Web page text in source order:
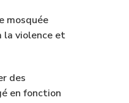
mosquée
la violence et
des
en fonction